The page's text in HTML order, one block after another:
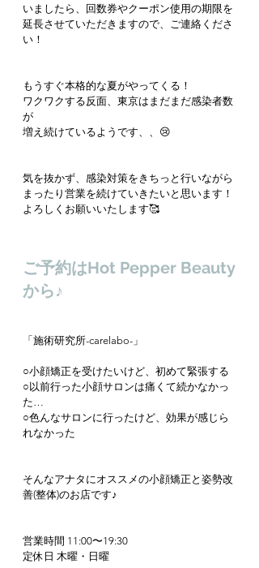
いましたら、回数券やクーポン使用の期限を
延長させていただきますので、ご連絡くださ
い！
もうすぐ本格的な夏がやってくる！
ワクワクする反面、東京はまだまだ感染者数
が
増え続けているようです、、😢
気を抜かず、感染対策をきちっと行いながら
まったり営業を続けていきたいと思います！
よろしくお願いいたします🥰
ご予約はHot Pepper Beauty
から♪
「施術研究所-carelabo-」
○小顔矯正を受けたいけど、初めて緊張する
○以前行った小顔サロンは痛くて続かなかっ
た…
○色んなサロンに行ったけど、効果が感じら
れなかった
そんなアナタにオススメの小顔矯正と姿勢改
善(整体)のお店です♪
営業時間 11:00〜19:30
定休日 木曜・日曜